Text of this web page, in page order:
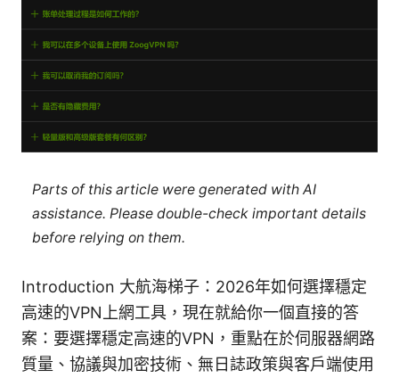
Parts of this article were generated with AI
assistance. Please double-check important details
before relying on them.
Introduction 大航海梯子：2026年如何選擇穩定
高速的VPN上網工具，現在就給你一個直接的答
案：要選擇穩定高速的VPN，重點在於伺服器網路
質量、協議與加密技術、無日誌政策與客戶端使用